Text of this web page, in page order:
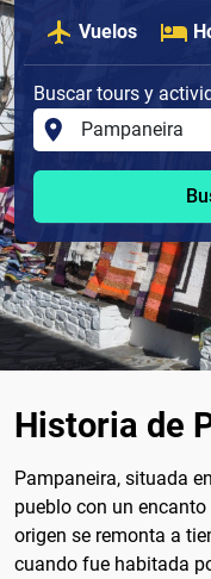
Vuelos
Buscar tours y
Historia de
Pampaneira, situada
pueblo con un
origen se remonta a
cuando fue habitada